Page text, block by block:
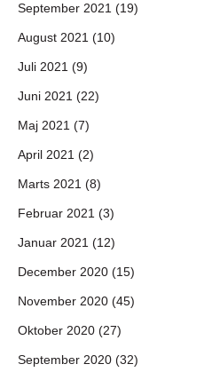
September 2021 (19)
August 2021 (10)
Juli 2021 (9)
Juni 2021 (22)
Maj 2021 (7)
April 2021 (2)
Marts 2021 (8)
Februar 2021 (3)
Januar 2021 (12)
December 2020 (15)
November 2020 (45)
Oktober 2020 (27)
September 2020 (32)